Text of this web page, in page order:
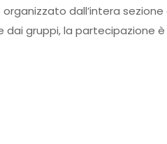
dall’intera
gruppi, la partecipazione